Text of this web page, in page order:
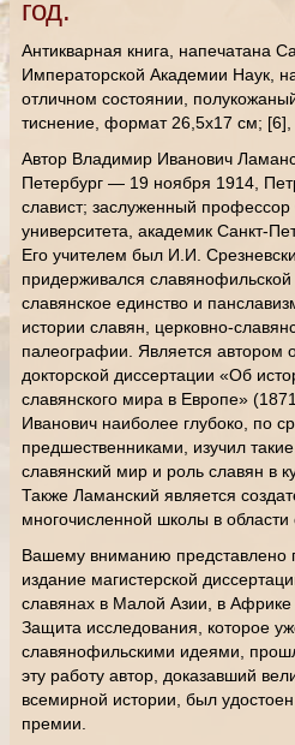
год.
Антикварная книга, напечатана
Императорской Академии Наук,
отличном состоянии,
тиснение, формат 26,5х17 см; [6],
Автор Владимир Иванович
Петербург — 19 ноября 1914,
славист; заслуженный профессор
университета, академик Санкт-
Его учителем был И.И.
придерживался славянофильской
славянское единство и
истории славян, церковно-
палеографии. Является автором
докторской диссертации «Об
славянского мира в Европе»
Иванович наиболее глубоко, по
предшественниками, изучил
славянский мир и роль славян в
Также Ламанский является
многочисленной школы в области
Вашему вниманию представлено
издание магистерской
славянах в Малой Азии, в Африке
Защита исследования, которое
славянофильскими идеями,
эту работу автор, доказавший
всемирной истории, был
премии.